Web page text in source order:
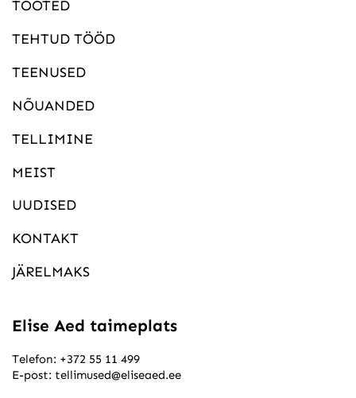
TOOTED
TEHTUD TÖÖD
TEENUSED
NÕUANDED
TELLIMINE
MEIST
UUDISED
KONTAKT
JÄRELMAKS
Elise Aed taimeplats
Telefon: +372 55 11 499
E-post: tellimused@eliseaed.ee